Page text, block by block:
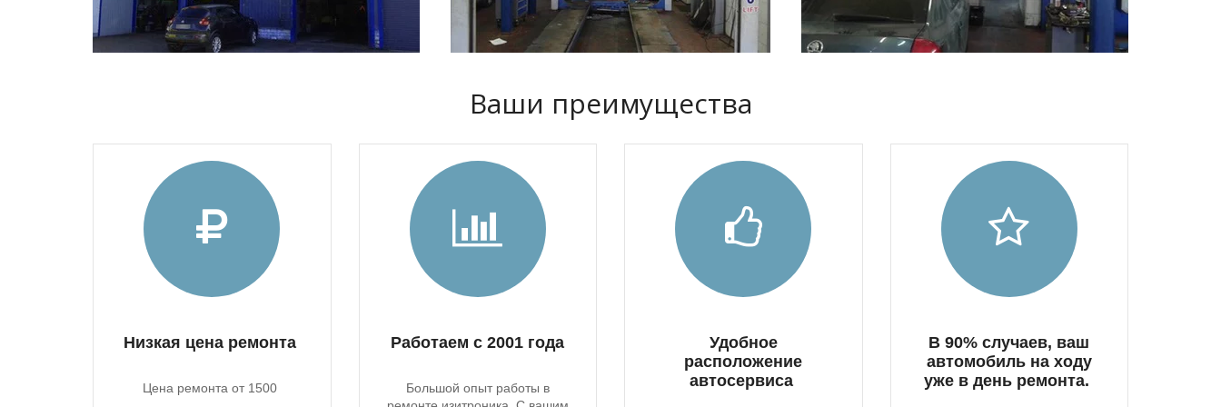
Ваши преимущества
Низкая цена ремонта
Цена ремонта от 1500
Работаем с 2001 года
Большой опыт работы в
Удобное
расположение
автосервиса
В 90% случаев, ваш
автомобиль на ходу
уже в день ремонта.